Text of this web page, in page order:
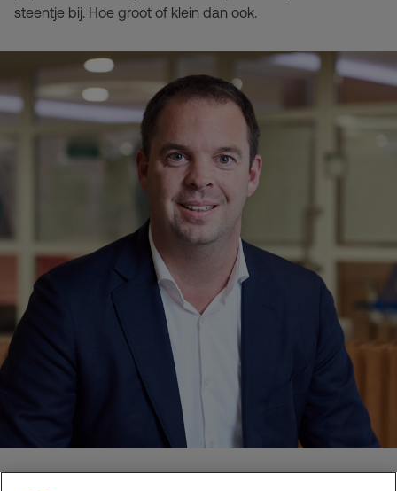
steentje bij. Hoe groot of klein dan ook.
Patrick Wijsman